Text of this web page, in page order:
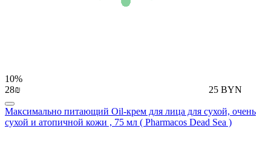
10%
28₪
25 BYN
Максимально питающий Oil-крем для лица для сухой, очень
сухой и атопичной кожи , 75 мл ( Pharmacos Dead Sea )